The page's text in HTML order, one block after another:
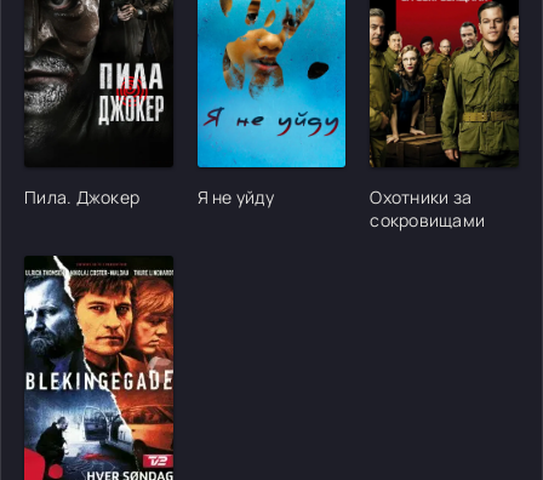
[/xfgiven_cvh_poster_urlcvh_poster_url]
Пила. Джокер
[/xfgiven_cvh_poster_urlcvh_poster_url]
Я не уйду
[/
Охотники за
сокровищами